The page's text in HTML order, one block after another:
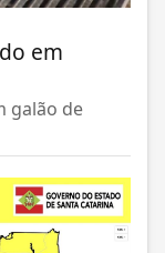
em
galão de